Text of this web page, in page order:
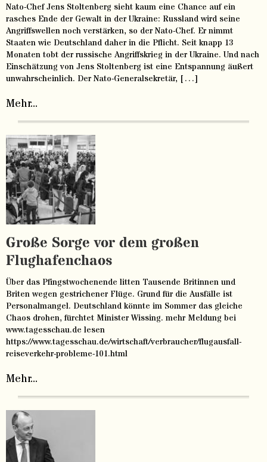
Nato-Chef Jens Stoltenberg sieht kaum eine Chance auf ein
rasches Ende der Gewalt in der Ukraine: Russland wird seine
Angriffswellen noch verstärken, so der Nato-Chef. Er nimmt
Staaten wie Deutschland daher in die Pflicht. Seit knapp 13
Monaten tobt der russische Angriffskrieg in der Ukraine. Und nach
Einschätzung von Jens Stoltenberg ist eine Entspannung äußert
unwahrscheinlich. Der Nato-Generalsekretär, […]
Mehr...
Große Sorge vor dem großen
Flughafenchaos
Über das Pfingstwochenende litten Tausende Britinnen und
Briten wegen gestrichener Flüge. Grund für die Ausfälle ist
Personalmangel. Deutschland könnte im Sommer das gleiche
Chaos drohen, fürchtet Minister Wissing. mehr Meldung bei
www.tagesschau.de lesen
https://www.tagesschau.de/wirtschaft/verbraucher/flugausfall-
reiseverkehr-probleme-101.html
Mehr...